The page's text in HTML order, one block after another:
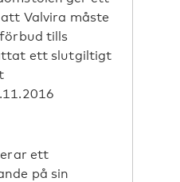
Valvira måste
tills
ett slutgiltigt
ett
på sin